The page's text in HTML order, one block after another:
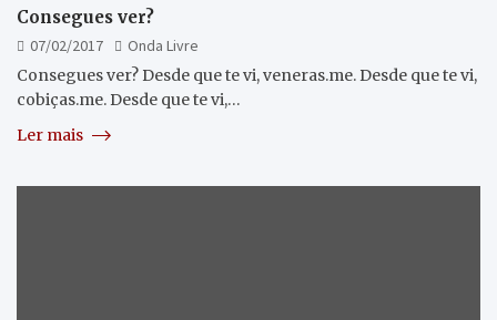
Consegues ver?
07/02/2017
Onda Livre
Consegues ver? Desde que te vi, veneras.me. Desde que te vi,
cobiças.me. Desde que te vi,…
Ler mais